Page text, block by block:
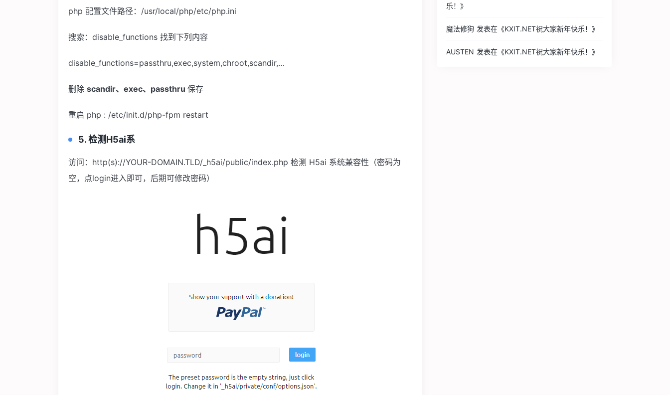
php 配置文件路径：/usr/local/php/etc/php.ini
搜索：disable_functions 找到下列内容
disable_functions=passthru,exec,system,chroot,scandir,…
删除 scandir、exec、passthru 保存
重启 php : /etc/init.d/php-fpm restart
5.检测H5ai系
访问：http(s)://YOUR-DOMAIN.TLD/_h5ai/public/index.php 检测 H5ai 系统兼容性（密码为
空，点login进入即可，后期可修改密码）
乐！ 》
魔法修狗 发表在《KXIT.NET祝大家新年快乐！ 》
AUSTEN 发表在《KXIT.NET祝大家新年快乐！ 》